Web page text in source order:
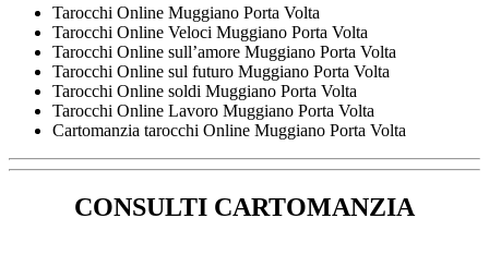
Tarocchi Online Muggiano Porta Volta
Tarocchi Online Veloci Muggiano Porta Volta
Tarocchi Online sull’amore Muggiano Porta Volta
Tarocchi Online sul futuro Muggiano Porta Volta
Tarocchi Online soldi Muggiano Porta Volta
Tarocchi Online Lavoro Muggiano Porta Volta
Cartomanzia tarocchi Online Muggiano Porta Volta
CONSULTI CARTOMANZIA